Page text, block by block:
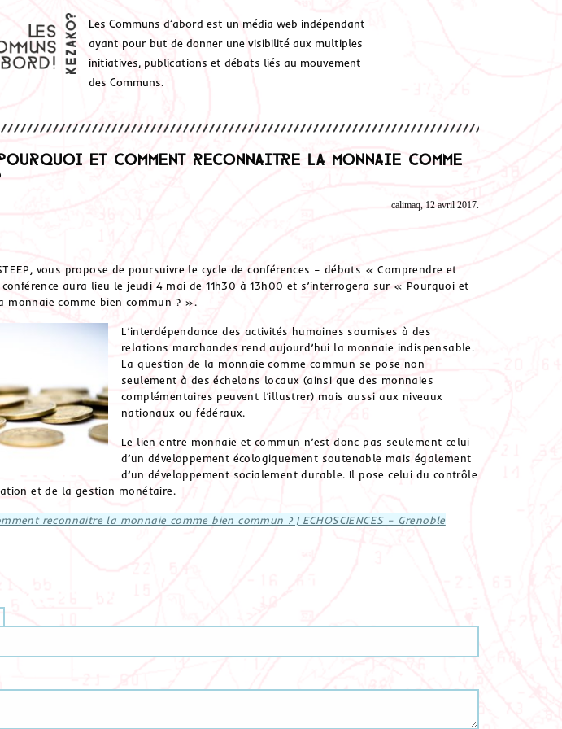
Les Communs d’abord est un média web indépendant
ayant pour but de donner une visibilité aux multiples
initiatives, publications et débats liés au mouvement
des Communs.
et comment reconnaitre la monnaie comme
calimaq, 12 avril 2017.
vous propose de poursuivre le cycle de conférences – débats « Comprendre et
aura lieu le jeudi 4 mai de 11h30 à 13h00 et s’interrogera sur « Pourquoi et
monnaie comme bien commun ? ».
L’interdépendance des activités humaines soumises à des
relations marchandes rend aujourd’hui la monnaie indispensable.
La question de la monnaie comme commun se pose non
seulement à des échelons locaux (ainsi que des monnaies
complémentaires peuvent l’illustrer) mais aussi aux niveaux
nationaux ou fédéraux.
Le lien entre monnaie et commun n’est donc pas seulement celui
d’un développement écologiquement soutenable mais également
d’un développement socialement durable. Il pose celui du contrôle
et de la gestion monétaire.
reconnaitre la monnaie comme bien commun ? | ECHOSCIENCES – Grenoble